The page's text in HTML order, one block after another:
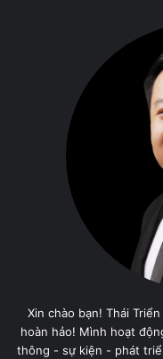
Xin chào bạn! Thái
hoàn hảo! Mình hoạt
thông - sự kiện - phát